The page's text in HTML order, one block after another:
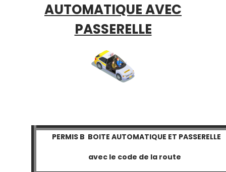
AUTOMATIQUE AVEC
PASSERELLE
PERMIS B BOITE AUTOMATIQUE ET PASSERELLE
avec le code de la route